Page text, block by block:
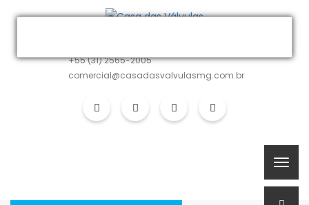
+55 (31) 2565-2005
comercial@casadasvalvulasmg.com.br